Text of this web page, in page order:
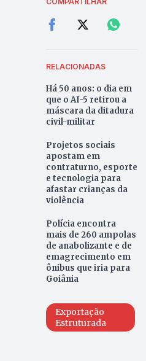
RELACIONADAS
Há 50 anos: o dia em
que o AI-5 retirou a
máscara da ditadura
civil-militar
Projetos sociais
apostam em
contraturno, esporte
e tecnologia para
afastar crianças da
violência
Polícia encontra
mais de 260 ampolas
de anabolizante e de
emagrecimento em
ônibus que iria para
Goiânia
Exportação
Estruturada